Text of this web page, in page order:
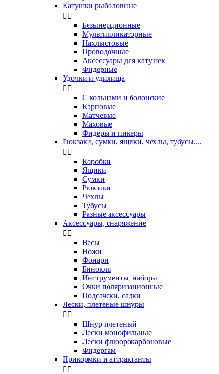
Катушки рыболовные
 
Безынерционные
Мультипликаторные
Нахлыстовые
Проводочные
Аксессуары для катушек
Фидерные
Удочки и удилища
 
С кольцами и болонские
Карповые
Матчевые
Маховые
Фидеры и пикеры
Рюкзаки, сумки, ящики, чехлы, тубусы....
 
Коробки
Ящики
Сумки
Рюкзаки
Чехлы
Тубусы
Разные аксессуары
Аксессуары, снаряжение
 
Весы
Ножи
Фонари
Бинокли
Инструменты, наборы
Очки поляризационные
Подсачеки, садки
Лески, плетеные шнуры
 
Шнур плетеный
Лески монофильные
Лески флюорокарбоновые
Фидергам
Прикормки и аттрактанты
 